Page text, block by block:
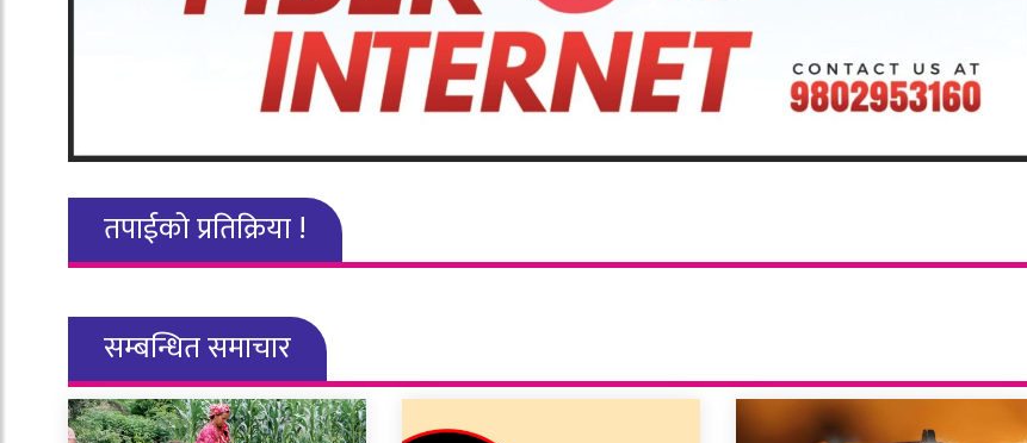
तपाईको प्रतिक्रिया !
सम्बन्धित समाचार